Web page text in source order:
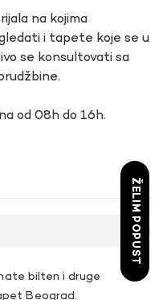
na kojima
i tapete koje se u
se konsultovati sa
od 08h do 16h.
bilten i druge
Beograd.
ŽELIM POPUST